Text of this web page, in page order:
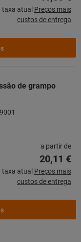
taxa atual Preços mais
custos de entrega
de grampo
a partir de
20,11 €
taxa atual Preços mais
custos de entrega